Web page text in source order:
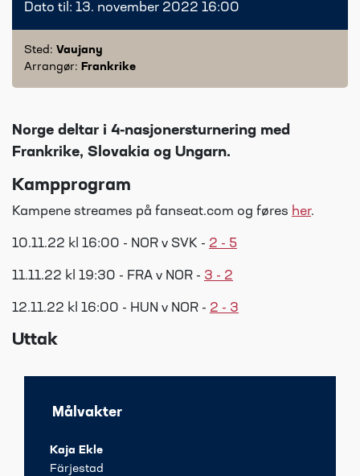
Dato til: 13. november 2022 16:00
Sted: Vaujany
Arrangør: Frankrike
Norge deltar i 4-nasjonersturnering med
Frankrike, Slovakia og Ungarn.
Kampprogram
Kampene streames på fanseat.com og føres her.
10.11.22 kl 16:00 - NOR v SVK - 2 - 5
11.11.22 kl 19:30 - FRA v NOR - 3 - 2
12.11.22 kl 16:00 - HUN v NOR - 2 - 3
Uttak
Målvakter
Kaja Ekle
Färjestad